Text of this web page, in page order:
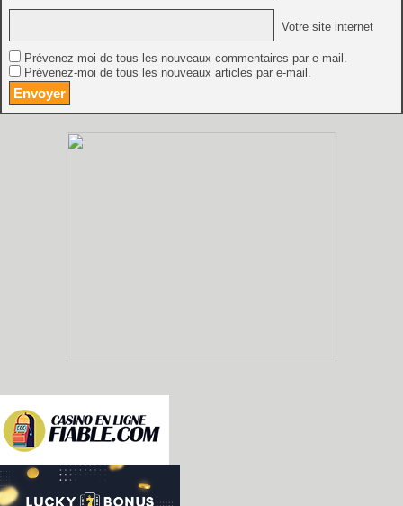
Votre site internet
Prévenez-moi de tous les nouveaux commentaires par e-mail.
Prévenez-moi de tous les nouveaux articles par e-mail.